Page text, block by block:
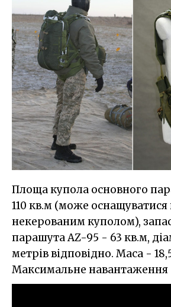
Площа купола основного
110 кв.м (може
некерованим куполом),
парашута AZ-95 - 63 кв.м,
метрів відповідно. Маса -
Максимальне навантаження